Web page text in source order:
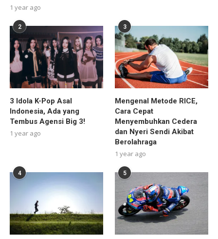
1 year ago
2
3 Idola K-Pop Asal
Indonesia, Ada yang
Tembus Agensi Big 3!
1 year ago
3
Mengenal Metode RICE,
Cara Cepat
Menyembuhkan Cedera
dan Nyeri Sendi Akibat
Berolahraga
1 year ago
4 5